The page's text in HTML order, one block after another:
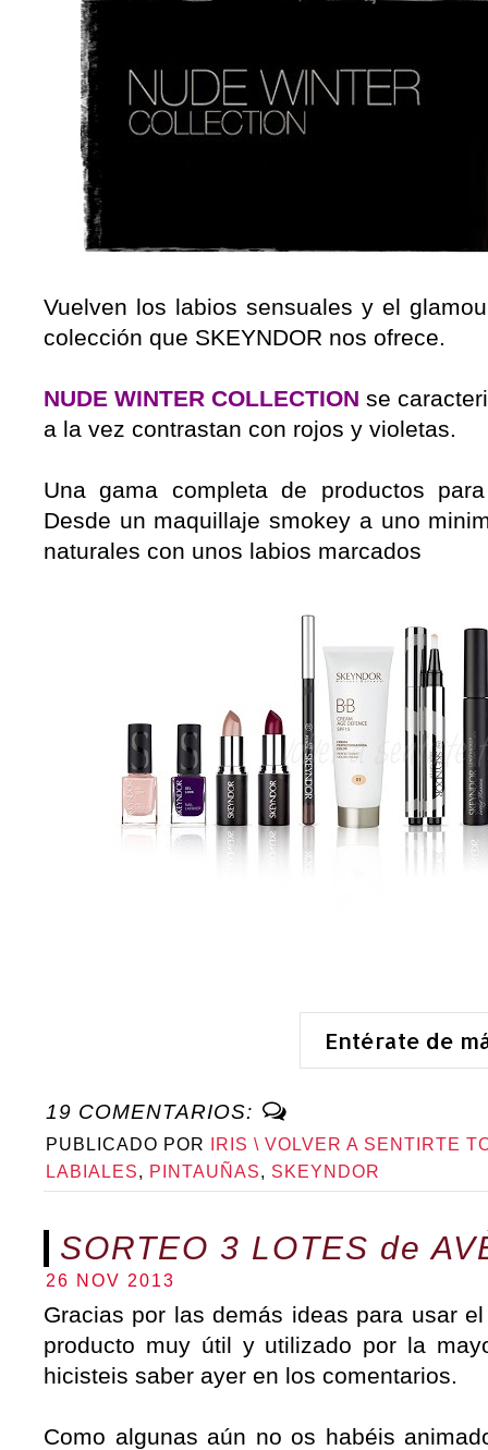
Vuelven los labios sensuales y el
colección que SKEYNDOR nos ofrece.
NUDE WINTER COLLECTION se
a la vez contrastan con rojos y violetas.
Una gama completa de productos
Desde un maquillaje smokey a uno
naturales con unos labios marcados
Entérate de
19 COMENTARIOS:
PUBLICADO POR
IRIS \ VOLVER A SENTIRTE
LABIALES, PINTAUÑAS, SKEYNDOR
SORTEO 3 LOTES de
26 NOV 2013
Gracias por las demás ideas para usar
producto muy útil y utilizado por la
hicisteis saber ayer en los comentarios.
Como algunas aún no os habéis